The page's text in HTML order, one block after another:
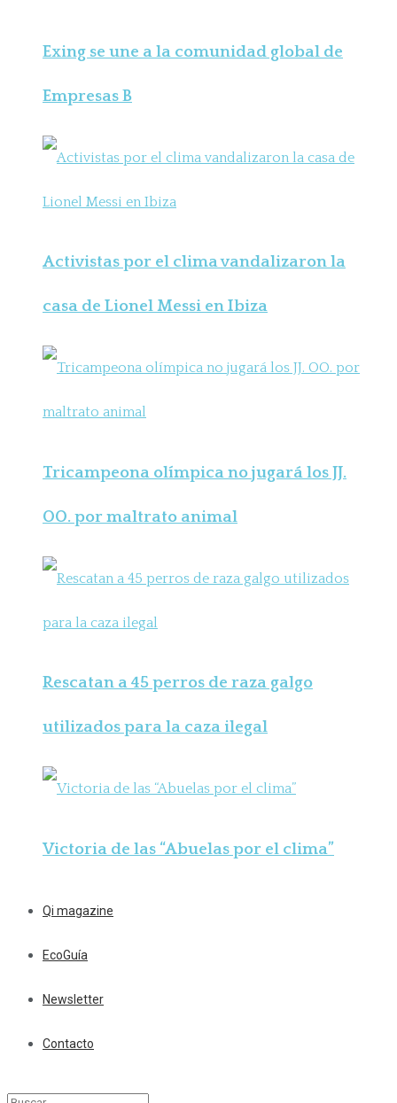
Exing se une a la comunidad global de
Empresas B
Activistas por el clima vandalizaron la
casa de Lionel Messi en Ibiza
Tricampeona olímpica no jugará los JJ.
OO. por maltrato animal
Rescatan a 45 perros de raza galgo
utilizados para la caza ilegal
Victoria de las “Abuelas por el clima”
Qi magazine
EcoGuía
Newsletter
Contacto